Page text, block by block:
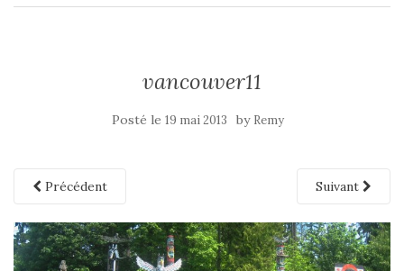
vancouver11
Posté le 19 mai 2013 by Remy
Précédent Suivant